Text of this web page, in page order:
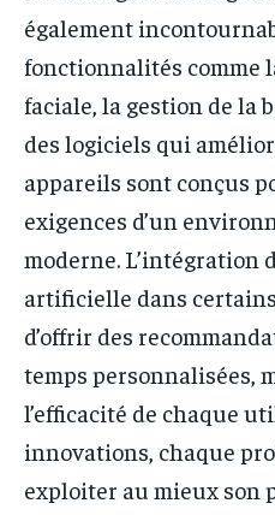
également
fonctionnalités comme
faciale, la gestion de la
des logiciels qui
appareils sont conçus
exigences d’un
moderne. L’intégration
artificielle dans
d’offrir des
temps personnalisées,
l’efficacité de chaque
innovations, chaque
exploiter au mieux son